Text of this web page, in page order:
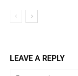
LEAVE A REPLY